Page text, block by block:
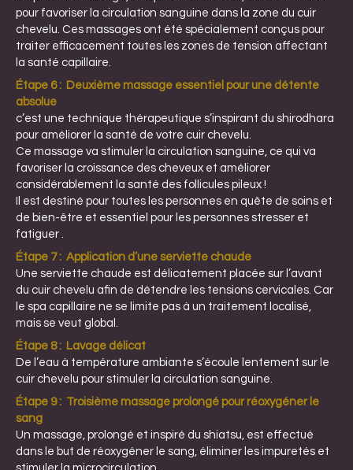
pour favoriser la circulation sanguine dans la zone du cuir
chevelu. Ces massages ont été spécialement conçus pour
traiter efficacement toutes les zones de tension affectant
la santé capillaire.
Étape 6 : Deuxième massage essentiel pour une détente
absolue
c’est une technique thérapeutique s’inspirant du shirodhara
pour améliorer la santé de votre cuir chevelu.
Ce massage va stimuler la circulation sanguine, ce qui va
favoriser la croissance des cheveux et améliorer
considérablement la santé des follicules pileux !
Il est destiné pour toutes les personnes en quête de soins et
de bien-être et essentiel pour les personnes stresser et
fatiguer .
Étape 7 : Application d’une serviette chaude
Une serviette chaude est délicatement placée sur l’avant
du cuir chevelu afin de détendre les tensions cervicales. Car
le spa capillaire ne se limite pas à un traitement localisé,
mais se veut global.
Étape 8 : Lavage délicat
De l’eau à température ambiante s’écoule lentement sur le
cuir chevelu pour stimuler la circulation sanguine.
Étape 9 : Troisième massage prolongé pour réoxygéner le
sang
Un massage, prolongé et inspiré du shiatsu, est effectué
dans le but de réoxygéner le sang, éliminer les impuretés et